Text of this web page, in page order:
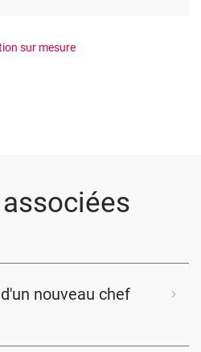
nouveau chef